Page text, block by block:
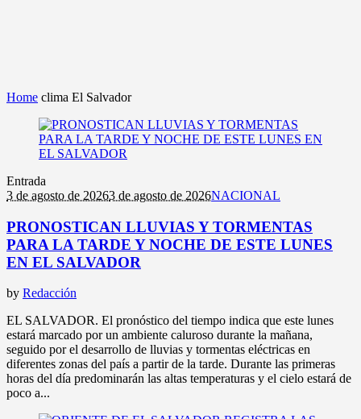
Home clima El Salvador
Entrada
3 de agosto de 20263 de agosto de 2026NACIONAL
PRONOSTICAN LLUVIAS Y TORMENTAS
PARA LA TARDE Y NOCHE DE ESTE LUNES
EN EL SALVADOR
by Redacción
EL SALVADOR. El pronóstico del tiempo indica que este lunes
estará marcado por un ambiente caluroso durante la mañana,
seguido por el desarrollo de lluvias y tormentas eléctricas en
diferentes zonas del país a partir de la tarde. Durante las primeras
horas del día predominarán las altas temperaturas y el cielo estará de
poco a...